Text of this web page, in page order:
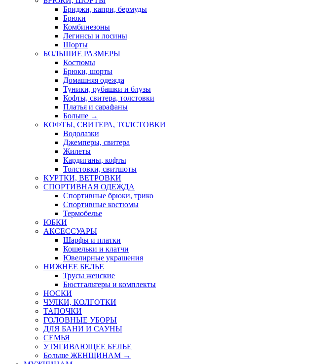
Бриджи, капри, бермуды
Брюки
Комбинезоны
Легинсы и лосины
Шорты
БОЛЬШИЕ РАЗМЕРЫ
Костюмы
Брюки, шорты
Домашняя одежда
Туники, рубашки и блузы
Кофты, свитера, толстовки
Платья и сарафаны
Больше →
КОФТЫ, СВИТЕРА, ТОЛСТОВКИ
Водолазки
Джемперы, свитера
Жилеты
Кардиганы, кофты
Толстовки, свитшоты
КУРТКИ, ВЕТРОВКИ
СПОРТИВНАЯ ОДЕЖДА
Спортивные брюки, трико
Спортивные костюмы
Термобелье
ЮБКИ
AКСЕССУАРЫ
Шарфы и платки
Кошельки и клатчи
Ювелирные украшения
НИЖНЕЕ БЕЛЬЕ
Трусы женские
Бюстгальтеры и комплекты
НОСКИ
ЧУЛКИ, КОЛГОТКИ
ТАПОЧКИ
ГОЛОВНЫЕ УБОРЫ
ДЛЯ БАНИ И САУНЫ
СЕМЬЯ
УТЯГИВАЮЩЕЕ БЕЛЬЕ
Больше ЖЕНЩИНАМ →